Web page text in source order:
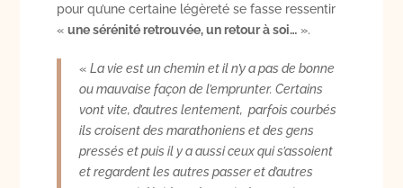
pour qu’une certaine légèreté se fasse ressentir
«une sérénité retrouvée, un retour à soi… ».
«La vie est un chemin et il n’y a pas de bonne
ou mauvaise façon de l’emprunter. Certains
vont vite, d’autres lentement, parfois courbés
ils croisent des marathoniens et des gens
pressés et puis il y a aussi ceux qui s’assoient
et regardent les autres passer et d’autres